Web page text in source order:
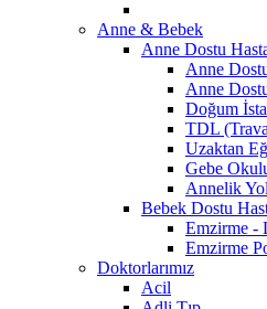
Anne & Bebek
Anne Dostu
Anne
Anne
Doğum
TDL
Uzaktan
Gebe
Annelik
Bebek Dostu
Emzirme -
Emzirme
Doktorlarımız
Acil